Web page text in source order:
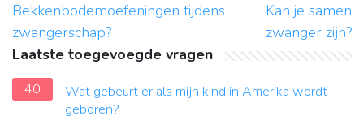
Bekkenbodemoefeningen tijdens
zwangerschap?
Kan je samen
zwanger zijn?
Laatste toegevoegde vragen
40
Wat gebeurt er als mijn kind in Amerika wordt
geboren?